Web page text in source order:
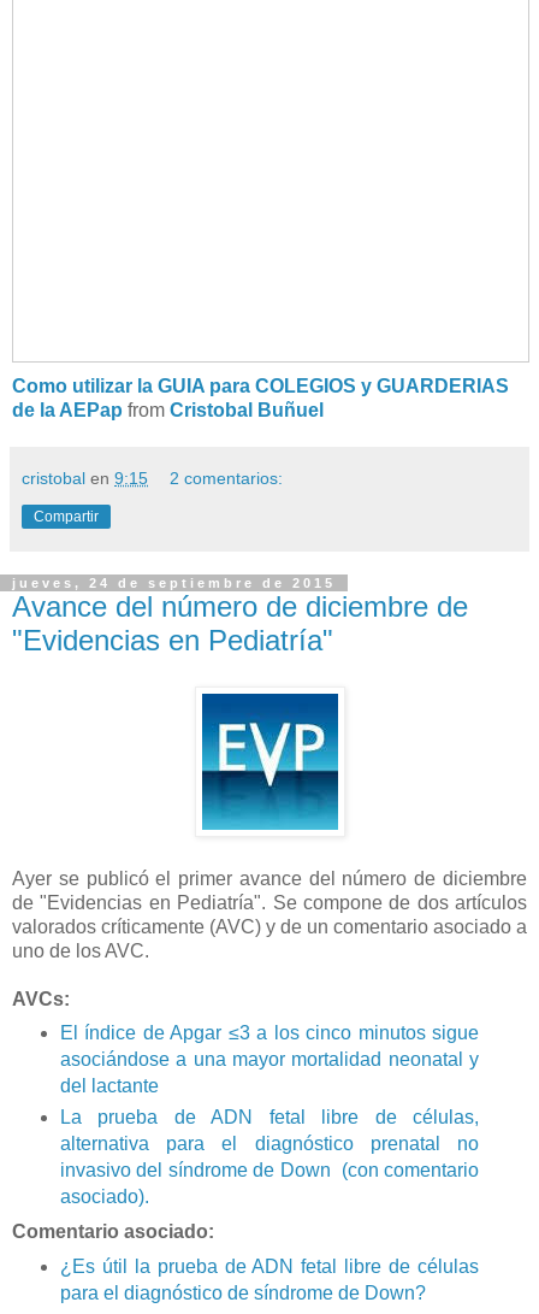
Como utilizar la GUIA para COLEGIOS y GUARDERIAS
de la AEPap from Cristobal Buñuel
cristobal en 9:15 2 comentarios:
Compartir
jueves, 24 de septiembre de 2015
Avance del número de diciembre de
"Evidencias en Pediatría"
Ayer se publicó el primer avance del número de diciembre
de "Evidencias en Pediatría". Se compone de dos artículos
valorados críticamente (AVC) y de un comentario asociado a
uno de los AVC.
AVCs:
El índice de Apgar ≤3 a los cinco minutos sigue
asociándose a una mayor mortalidad neonatal y
del lactante
La prueba de ADN fetal libre de células,
alternativa para el diagnóstico prenatal no
invasivo del síndrome de Down (con comentario
asociado).
Comentario asociado:
¿Es útil la prueba de ADN fetal libre de células
para el diagnóstico de síndrome de Down?